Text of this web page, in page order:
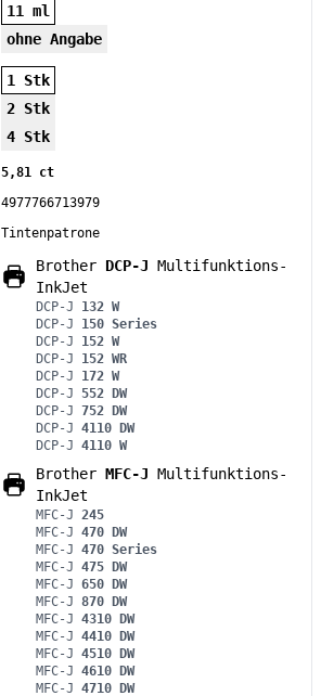
11 ml
ohne Angabe
1 Stk
2 Stk
4 Stk
5,81 ct
4977766713979
Tintenpatrone
Brother DCP-J Multifunktions-
InkJet
DCP-J 132 W
DCP-J 150 Series
DCP-J 152 W
DCP-J 152 WR
DCP-J 172 W
DCP-J 552 DW
DCP-J 752 DW
DCP-J 4110 DW
DCP-J 4110 W
Brother MFC-J Multifunktions-
InkJet
MFC-J 245
MFC-J 470 DW
MFC-J 470 Series
MFC-J 475 DW
MFC-J 650 DW
MFC-J 870 DW
MFC-J 4310 DW
MFC-J 4410 DW
MFC-J 4510 DW
MFC-J 4610 DW
MFC-J 4710 DW